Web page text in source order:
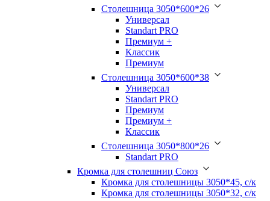
Столешница 3050*600*26
Универсал
Standart PRO
Премиум +
Классик
Премиум
Столешница 3050*600*38
Универсал
Standart PRO
Премиум
Премиум +
Классик
Столешница 3050*800*26
Standart PRO
Кромка для столешниц Союз
Кромка для столешницы 3050*45, с/к
Кромка для столешницы 3050*32, с/к